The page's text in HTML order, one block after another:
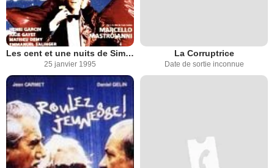
Les cent et une nuits de Simon Cinéma
25 janvier 1995
La Corruptrice
Date de sortie inconnue